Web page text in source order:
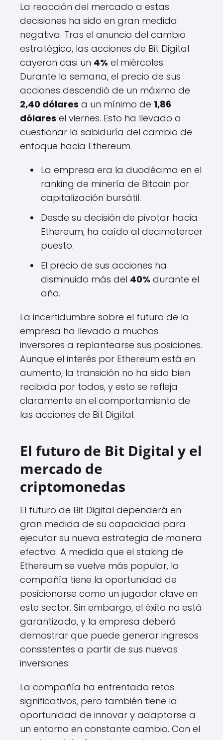
La reacción del mercado a estas
decisiones ha sido en gran medida
negativa. Tras el anuncio del cambio
estratégico, las acciones de Bit Digital
cayeron casi un 4% el miércoles.
Durante la semana, el precio de sus
acciones descendió de un máximo de
2,40 dólares a un mínimo de 1,86
dólares el viernes. Esto ha llevado a
cuestionar la sabiduría del cambio de
enfoque hacia Ethereum.
La empresa era la duodécima en el
ranking de minería de Bitcoin por
capitalización bursátil.
Desde su decisión de pivotar hacia
Ethereum, ha caído al decimotercer
puesto.
El precio de sus acciones ha
disminuido más del 40% durante el
año.
La incertidumbre sobre el futuro de la
empresa ha llevado a muchos
inversores a replantearse sus posiciones.
Aunque el interés por Ethereum está en
aumento, la transición no ha sido bien
recibida por todos, y esto se refleja
claramente en el comportamiento de
las acciones de Bit Digital.
El futuro de Bit Digital y el
mercado de
criptomonedas
El futuro de Bit Digital dependerá en
gran medida de su capacidad para
ejecutar su nueva estrategia de manera
efectiva. A medida que el staking de
Ethereum se vuelve más popular, la
compañía tiene la oportunidad de
posicionarse como un jugador clave en
este sector. Sin embargo, el éxito no está
garantizado, y la empresa deberá
demostrar que puede generar ingresos
consistentes a partir de sus nuevas
inversiones.
La compañía ha enfrentado retos
significativos, pero también tiene la
oportunidad de innovar y adaptarse a
un entorno en constante cambio. Con el